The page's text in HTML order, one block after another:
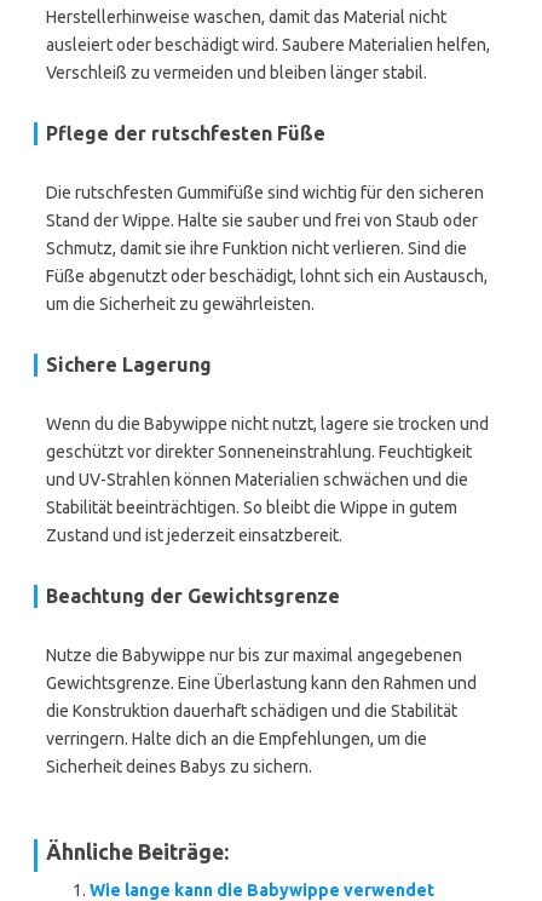
Herstellerhinweise waschen, damit das Material nicht
ausleiert oder beschädigt wird. Saubere Materialien helfen,
Verschleiß zu vermeiden und bleiben länger stabil.
Pflege der rutschfesten Füße
Die rutschfesten Gummifüße sind wichtig für den sicheren
Stand der Wippe. Halte sie sauber und frei von Staub oder
Schmutz, damit sie ihre Funktion nicht verlieren. Sind die
Füße abgenutzt oder beschädigt, lohnt sich ein Austausch,
um die Sicherheit zu gewährleisten.
Sichere Lagerung
Wenn du die Babywippe nicht nutzt, lagere sie trocken und
geschützt vor direkter Sonneneinstrahlung. Feuchtigkeit
und UV-Strahlen können Materialien schwächen und die
Stabilität beeinträchtigen. So bleibt die Wippe in gutem
Zustand und ist jederzeit einsatzbereit.
Beachtung der Gewichtsgrenze
Nutze die Babywippe nur bis zur maximal angegebenen
Gewichtsgrenze. Eine Überlastung kann den Rahmen und
die Konstruktion dauerhaft schädigen und die Stabilität
verringern. Halte dich an die Empfehlungen, um die
Sicherheit deines Babys zu sichern.
Ähnliche Beiträge:
Wie lange kann die Babywippe verwendet